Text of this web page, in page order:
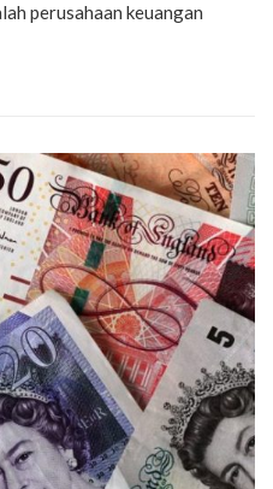
perusahaan keuangan